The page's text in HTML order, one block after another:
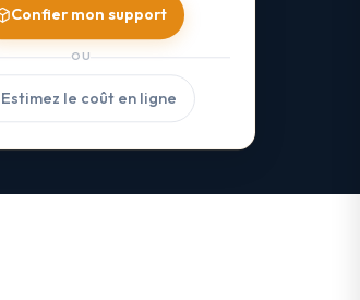
Confier mon support
OU
Estimez le coût en ligne